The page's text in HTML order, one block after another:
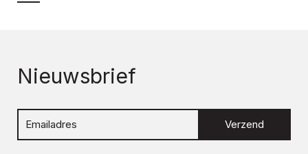
Nieuwsbrief
Verzend